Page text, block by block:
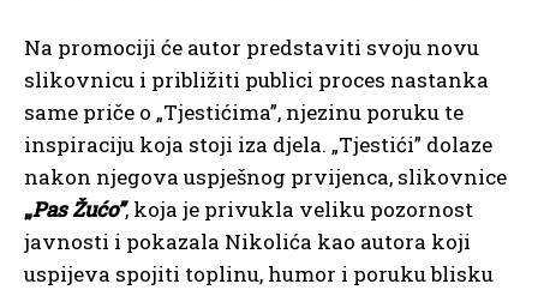
Na promociji će autor predstaviti svoju novu
slikovnicu i približiti publici proces nastanka
same priče o „Tjestićima”, njezinu poruku te
inspiraciju koja stoji iza djela. „Tjestići” dolaze
nakon njegova uspješnog prvijenca, slikovnice
„Pas Žućo”, koja je privukla veliku pozornost
javnosti i pokazala Nikolića kao autora koji
uspijeva spojiti toplinu, humor i poruku blisku